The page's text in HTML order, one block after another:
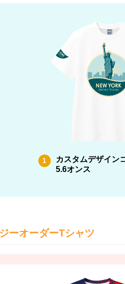
1
カスタムデザイン
5.6オンス
ーオーダーTシャツ